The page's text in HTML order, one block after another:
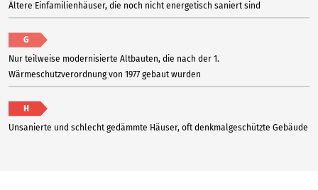
Ältere Einfamilienhäuser, die noch nicht energetisch saniert sind
G
Nur teilweise modernisierte Altbauten, die nach der 1.
Wärmeschutzverordnung von 1977 gebaut wurden
H
Unsanierte und schlecht gedämmte Häuser, oft denkmalgeschützte Gebäude